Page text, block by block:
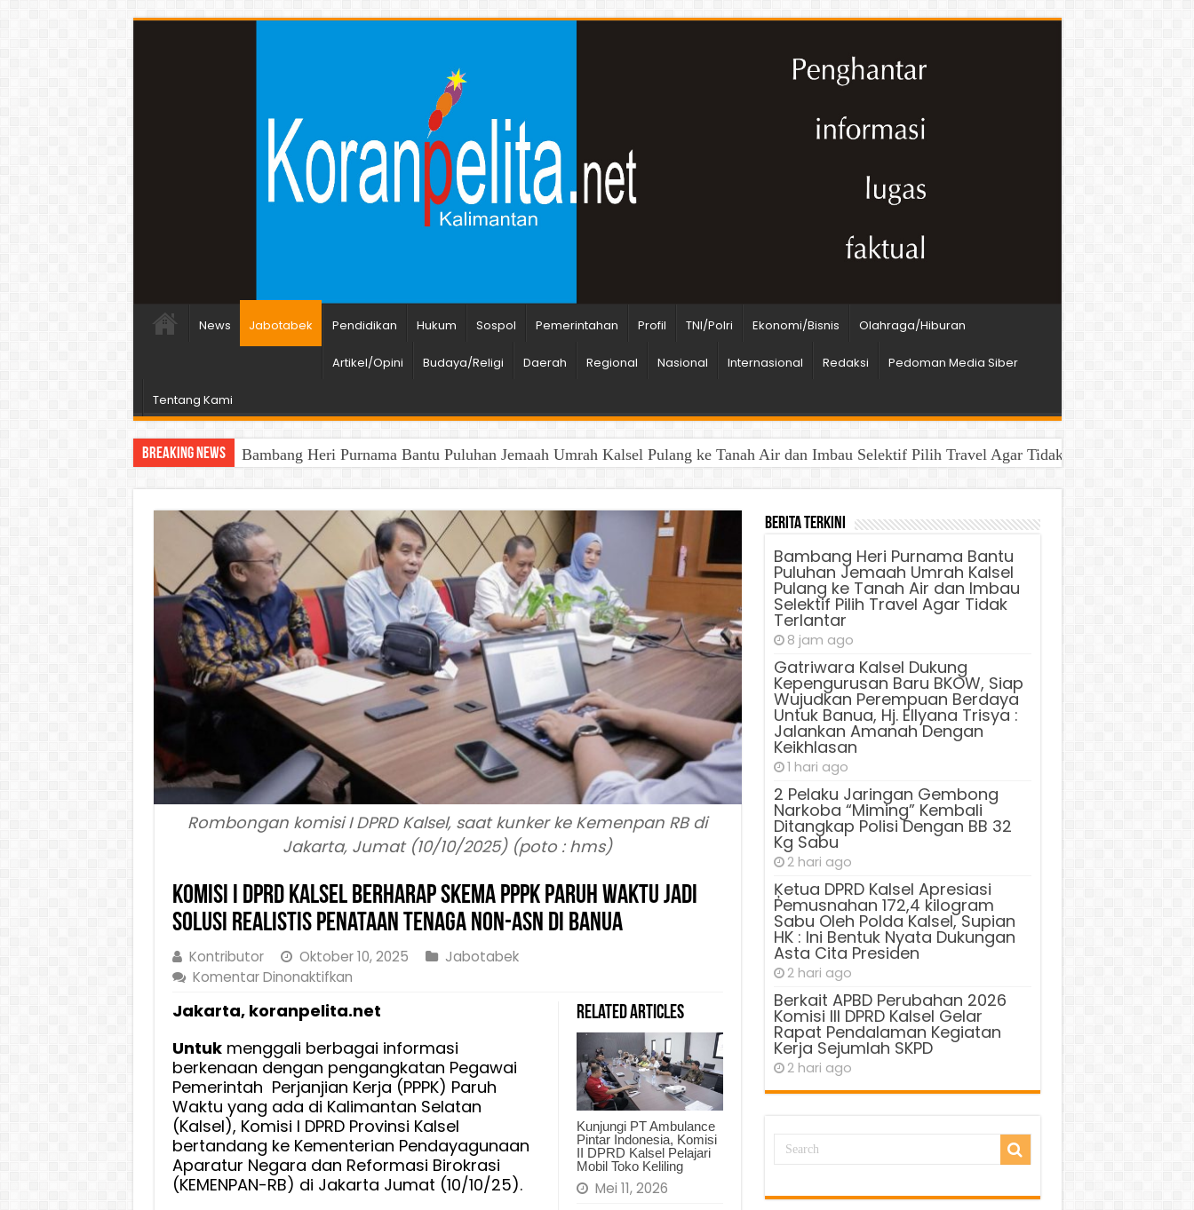
News Jabotabek Pendidikan Hukum Sospol Pemerintahan Profil TNI/Polri Ekonomi/Bisnis Olahraga/Hiburan
Artikel/Opini Budaya/Religi Daerah Regional Nasional Internasional Redaksi Pedoman Media Siber
Tentang Kami
Breaking News Bambang Heri Purnama Bantu Puluhan Jemaah Umrah Kalsel Pulang ke Tanah Air dan Imbau Selektif Pilih Travel Agar Tidak Terlantar
Rombongan komisi I DPRD Kalsel, saat kunker ke Kemenpan RB di
Jakarta, Jumat (10/10/2025) (poto : hms)
Komisi I DPRD Kalsel Berharap Skema PPPK Paruh Waktu Jadi
Solusi Realistis Penataan Tenaga Non-ASN di Banua
Kontributor Oktober 10, 2025
Jabotabek
Komentar Dinonaktifkanpada
I
Kalsel
Berharap
Skema
PPPK
Paruh
Waktu
Jadi
Related Articles
Kunjungi PT Ambulance
Pintar Indonesia, Komisi
II DPRD Kalsel Pelajari
Mobil Toko Keliling
Mei 11, 2026
Jakarta, koranpelita.net
Untukmenggali berbagai informasi
berkenaan dengan pengangkatan Pegawai
Pemerintah Perjanjian Kerja (PPPK) Paruh
Waktu yang ada di Kalimantan Selatan
(Kalsel), Komisi I DPRD Provinsi Kalsel
bertandang ke Kementerian Pendayagunaan
Aparatur Negara dan Reformasi Birokrasi
(KEMENPAN-RB) di Jakarta Jumat (10/10/25).
Berita Terkini
Bambang Heri Purnama Bantu
Puluhan Jemaah Umrah Kalsel
Pulang ke Tanah Air dan Imbau
Selektif Pilih Travel Agar Tidak
Terlantar
8 jam ago
Gatriwara Kalsel Dukung
Kepengurusan Baru BKOW, Siap
Wujudkan Perempuan Berdaya
Untuk Banua, Hj. Ellyana Trisya :
Jalankan Amanah Dengan
Keikhlasan
1 hari ago
2 Pelaku Jaringan Gembong
Narkoba “Miming” Kembali
Ditangkap Polisi Dengan BB 32
Kg Sabu
2 hari ago
Ķetua DPRD Kalsel Apresiasi
Pemusnahan 172,4 kilogram
Sabu Oleh Polda Kalsel, Supian
HK : Ini Bentuk Nyata Dukungan
Asta Cita Presiden
2 hari ago
Berkait APBD Perubahan 2026
Komisi III DPRD Kalsel Gelar
Rapat Pendalaman Kegiatan
Kerja Sejumlah SKPD
2 hari ago